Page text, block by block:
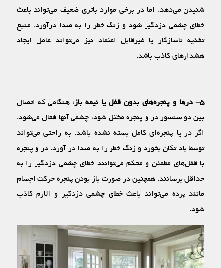
شنیدن می‌دهد. اما در برخی موارد باتری ضعیف می‌تواند باعث
خطای چشمی دزدگیر شود و زنگ خطر را به صدا درآورد. منبع
تغذیه ناسازگار یا غیرقابل اعتماد نیز می‌تواند عامل ایجاد
هشدارهای کاذب باشد.
۵- درها و پنجره‌های بدون قفل یا نیمه باز:
هنگامی که اتصال
بین دو سنسور در و پنجره مختل شود، چشمی آنها فعال می‌شود.
اگر در یا پنجره‌ای کامل بسته نشده باشد، به راحتی می‌تواند
توسط باد تکان بخورد و زنگ خطر را به صدا در آورد. در و پنجره
با قفل‌های مطمئن و محکم می‌توانند خطای چشمی دزدگیر را به
حداقل برسانند. همچنین در صورت باز بودن پنجره حرکت اجسام
مانند پرده می‌تواند باعث خطای چشمی دزدگیر و آلارم کاذب
شود.